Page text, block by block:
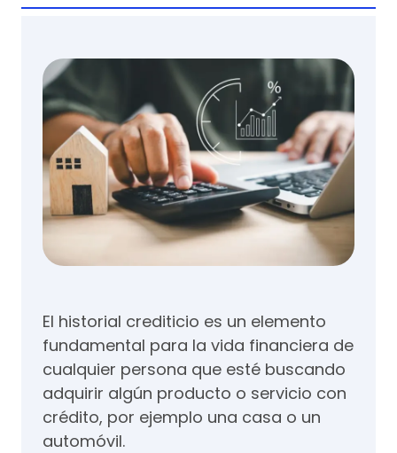
El historial crediticio es un elemento
fundamental para la vida financiera de
cualquier persona que esté buscando
adquirir algún producto o servicio con
crédito, por ejemplo una casa o un
automóvil.